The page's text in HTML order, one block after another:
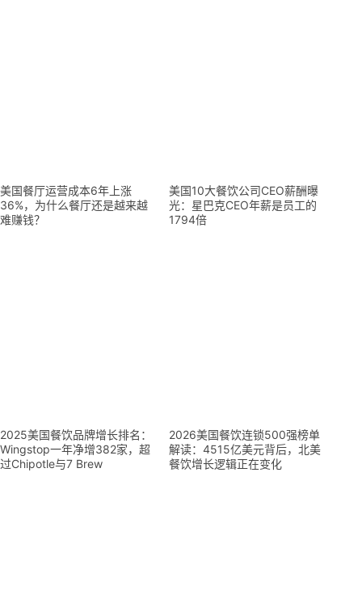
美国餐厅运营成本6年上涨
36%，为什么餐厅还是越来越
难赚钱？
美国10大餐饮公司CEO薪酬曝
光：星巴克CEO年薪是员工的
1794倍
2025美国餐饮品牌增长排名：
Wingstop一年净增382家，超
过Chipotle与7 Brew
2026美国餐饮连锁500强榜单
解读：4515亿美元背后，北美
餐饮增长逻辑正在变化